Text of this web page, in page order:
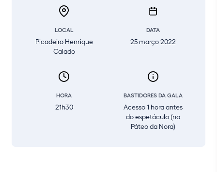
LOCAL
Picadeiro Henrique
Calado
DATA
25 março 2022
HORA
21h30
BASTIDORES DA GALA
Acesso 1 hora antes
do espetáculo (no
Páteo da Nora)